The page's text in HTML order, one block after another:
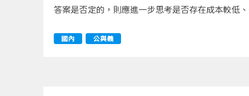
答案是否定的，則應進一步思考是否存在成本較低
國內 公與義